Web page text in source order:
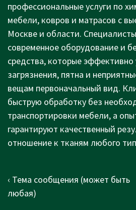
профессиональные услуги по
мебели, ковров и матрасов с
Москве и области.
современное оборудование и
средства, которые
загрязнения, пятна и
вещам первоначальный вид.
быструю обработку без
транспортировки мебели, а
гарантируют качественный
отношение к тканям любого
Post
navigation
Previous
Post
‹ Тема сообщения (может быть
любая)